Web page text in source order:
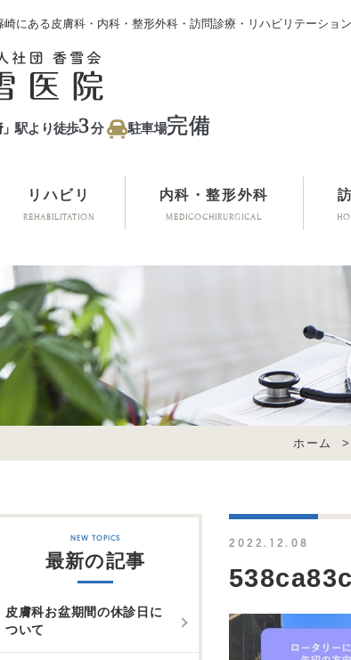
にある皮膚科・内科・整形外科・訪問診療・リハビリテーショ
」駅より徒歩3分 駐車場完備
REHABILITATION
リハビリ
MEDICOCHIRURGICAL
内科・整形外科
ホーム >
2022.12.08
最新の記事
皮膚科お盆期間の休診日に
ついて